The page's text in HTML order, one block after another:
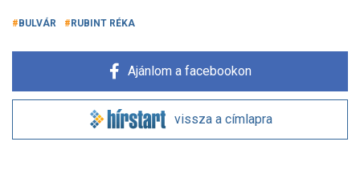
BULVÁR RUBINT RÉKA
Ajánlom a facebookon
vissza a címlapra